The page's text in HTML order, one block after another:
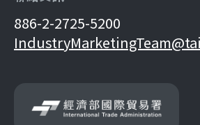
886-2-2725-5200